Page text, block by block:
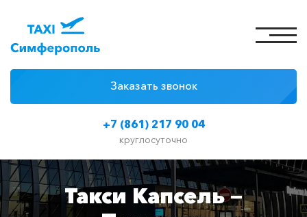
+7 (861) 217 90 04
круглосуточно
Заказать звонок
Цены на такси
Классы автомобилей
Отзывы
Такси Капсель —